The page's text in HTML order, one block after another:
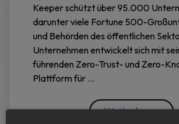
Keeper schützt über 95.000
darunter viele Fortune 500-
und Behörden des öffentlichen
Unternehmen entwickelt sich mit
führenden Zero-Trust- und Zero-
Plattform für ...
Weiterlesen